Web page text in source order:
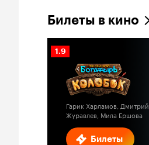
Билеты в кино
Билеты
Рейтинг
Кинопоиска
1.9
Гарик Харламов, Дмитрий
Журавлев, Мила Ершова